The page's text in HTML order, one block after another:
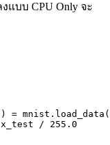
แบบ CPU Only จะ
/ 255.0